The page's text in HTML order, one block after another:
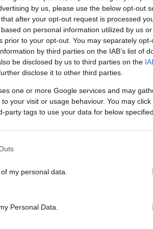
by us, please use the below opt-out
after your opt-out request is processed
on personal information utilized by us
prior to your opt-out. You may separately
by third parties on the IAB’s list of
be disclosed by us to third parties on the
disclose it to other third parties.
one or more Google services and may
your visit or usage behaviour. You may
party tags to use your data for below
my personal data.
Personal Data.
βάφτιση δε θα γίνει μαζί με τον
αποκαλύψεις η δημοσιογράφος.
ακόμα γνωστό αν ο γάμος θα
ότι το ζευγάρι έχει